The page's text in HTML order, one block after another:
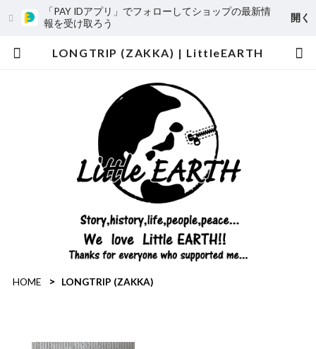
「PAY IDアプリ」でフォローしてショップの最新情
報を受け取ろう
開く
LONGTRIP (ZAKKA) | LittleEARTH
HOME LONGTRIP (ZAKKA)